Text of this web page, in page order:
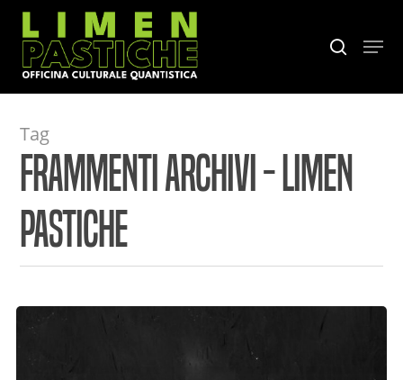
Skip
main
content
search
Menu
Tag
Frammenti Archivi - Limen
Pastiche